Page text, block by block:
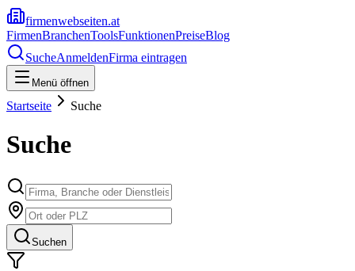
firmenwebseiten.at
FirmenBranchenToolsFunktionenPreiseBlog
SucheAnmeldenFirma eintragen
Menü öffnen
Startseite Suche
Suche
Suchen